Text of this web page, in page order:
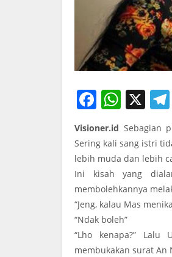
F
a
c
e
b
o
o
k
W
h
at
s
A
p
p
X
Visioner.id Sebagian
Sering kali sang istri
lebih muda dan lebih
Ini kisah yang
membolehkannya
“Jeng, kalau Mas
“Ndak boleh”
“Lho kenapa?”
membukakan surat An